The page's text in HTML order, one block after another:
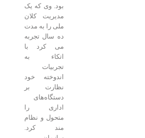
بود. وی که یک
مدیریت کلان
ملی را به مدت
ده سال تجربه
می کرد با
اتکاء به
تجربیات
اندوخته خود
نظارت بر
دستگاه‌های
اداری را
متحول و نظام
مند کرد.